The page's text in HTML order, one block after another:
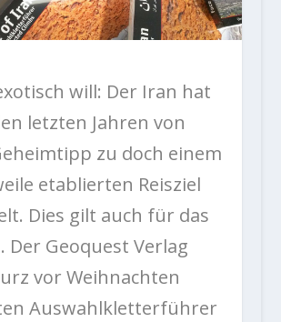
will: Der Iran hat
letzten Jahren von
zu doch einem
etablierten Reisziel
Dies gilt auch für das
Der Geoquest Verlag
vor Weihnachten
Auswahlkletterführer